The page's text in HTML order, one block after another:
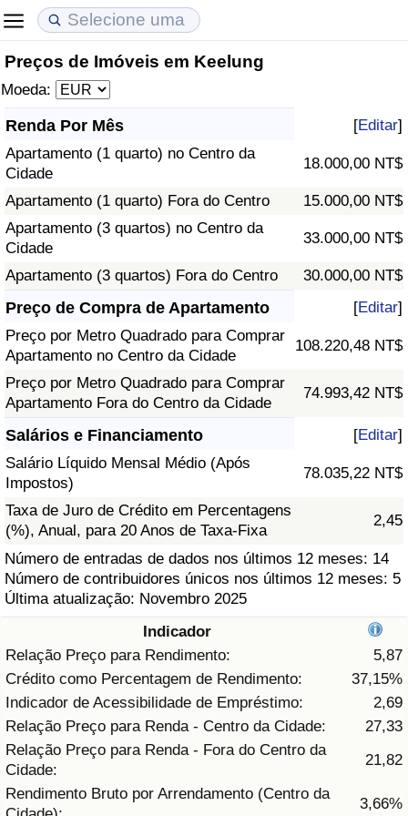
Preços de Imóveis em Keelung
Moeda:
Renda Por Mês [Editar]
Apartamento (1 quarto) no Centro da
Cidade
18.000,00 NT$
Apartamento (1 quarto) Fora do Centro
15.000,00 NT$
Apartamento (3 quartos) no Centro da
Cidade
33.000,00 NT$
Apartamento (3 quartos) Fora do Centro 30.000,00 NT$
Preço de Compra de Apartamento [Editar]
Preço por Metro Quadrado para Comprar
Apartamento no Centro da Cidade
108.220,48 NT$
Preço por Metro Quadrado para Comprar
Apartamento Fora do Centro da Cidade
74.993,42 NT$
Salários e Financiamento [Editar]
Salário Líquido Mensal Médio (Após
Impostos)
78.035,22 NT$
Taxa de Juro de Crédito em Percentagens
(%), Anual, para 20 Anos de Taxa-Fixa
2,45
Número de entradas de dados nos últimos 12 meses: 14
Número de contribuidores únicos nos últimos 12 meses: 5
Última atualização: Novembro 2025
Indicador
Relação Preço para Rendimento:
5,87
Crédito como Percentagem de Rendimento:
37,15%
Indicador de Acessibilidade de Empréstimo:
2,69
Relação Preço para Renda - Centro da Cidade:
27,33
Relação Preço para Renda - Fora do Centro da
Cidade:
21,82
Rendimento Bruto por Arrendamento (Centro da
3,66%
Custo de Vida
Indicador de Custo de Vida (Atual)
Indicador de Custo de Vida
Indicador de Custo de Vida Por País
em Aqaba
Preços de Imóveis
Indicador de Preços de Imóveis (Atual)
Indicador de Preços de Imóveis
Indicador de Preços de Imóveis por País
Qualidade de Vida
Indicador de Qualidade de Vida
Indicador de Qualidade de Vida (Atual)
Índice de qualidade de vida por país
Crime
Taxa do Indicador de Crime (Atual)
Indicador de Crime
Índice de criminalidade por país
Saúde
Indicador de Saúde (Atual)
Indicador de Saúde
Indicador de Saúde por País
Indicador de Poluição (Atual)
Índice de poluição
Indicador de Poluição por País
Trânsito